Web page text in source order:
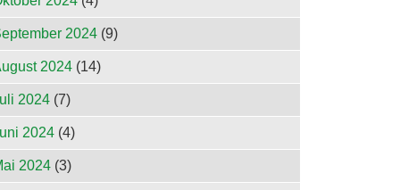
2024 (9)
2024 (14)
2024 (7)
2024 (4)
2024 (3)